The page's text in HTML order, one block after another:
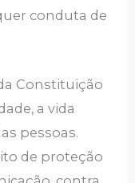
conduta de
Constituição
a vida
pessoas.
de proteção